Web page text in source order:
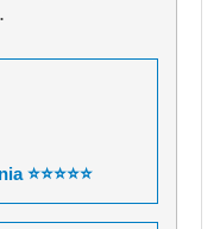
⭐⭐⭐⭐⭐